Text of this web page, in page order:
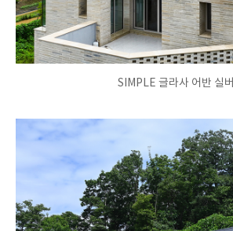
SIMPLE 글라사 어반 실버